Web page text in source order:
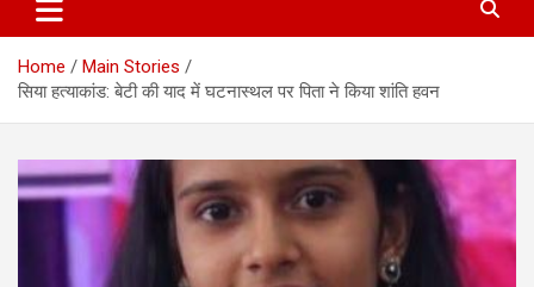
Home
Main Stories
सिया हत्याकांड: बेटी की याद में घटनास्थल पर पिता ने किया शांति हवन